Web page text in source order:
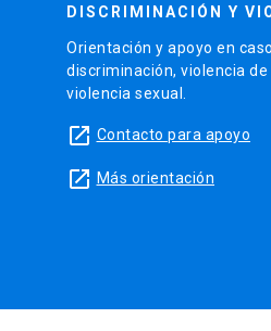
DISCRIMINACIÓN Y
Orientación y apoyo en
discriminación, violencia de
violencia sexual.
launch Contacto para apoyo
launch Más orientación